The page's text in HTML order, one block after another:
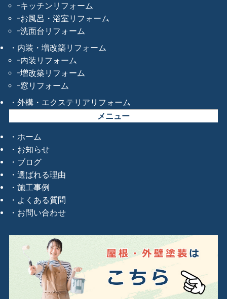
キッチンリフォーム
お風呂・浴室リフォーム
洗面台リフォーム
内装・増改築リフォーム
内装リフォーム
増改築リフォーム
窓リフォーム
外構・エクステリアリフォーム
メニュー
ホーム
お知らせ
ブログ
選ばれる理由
施工事例
よくある質問
お問い合わせ